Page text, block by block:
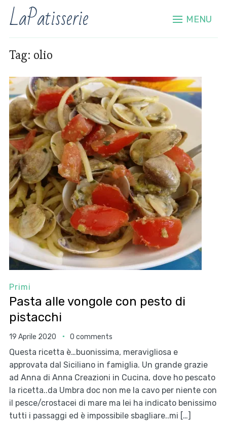
LaPatisserie MENU
Tag: olio
Primi
Pasta alle vongole con pesto di
pistacchi
19 Aprile 2020 0 comments
Questa ricetta è…buonissima, meravigliosa e
approvata dal Siciliano in famiglia. Un grande grazie
ad Anna di Anna Creazioni in Cucina, dove ho pescato
la ricetta..da Umbra doc non me la cavo per niente con
il pesce/crostacei di mare ma lei ha indicato benissimo
tutti i passaggi ed è impossibile sbagliare..mi […]